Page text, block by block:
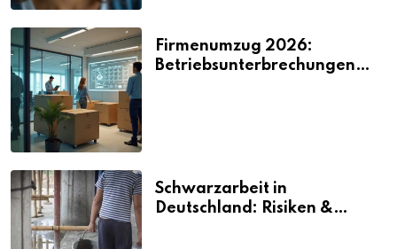
Firmenumzug 2026:
Betriebsunterbrechungen
Schwarzarbeit in
Deutschland: Risiken &